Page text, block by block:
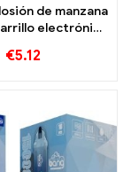
de manzana
electrónico
la dulzura de
€5.12